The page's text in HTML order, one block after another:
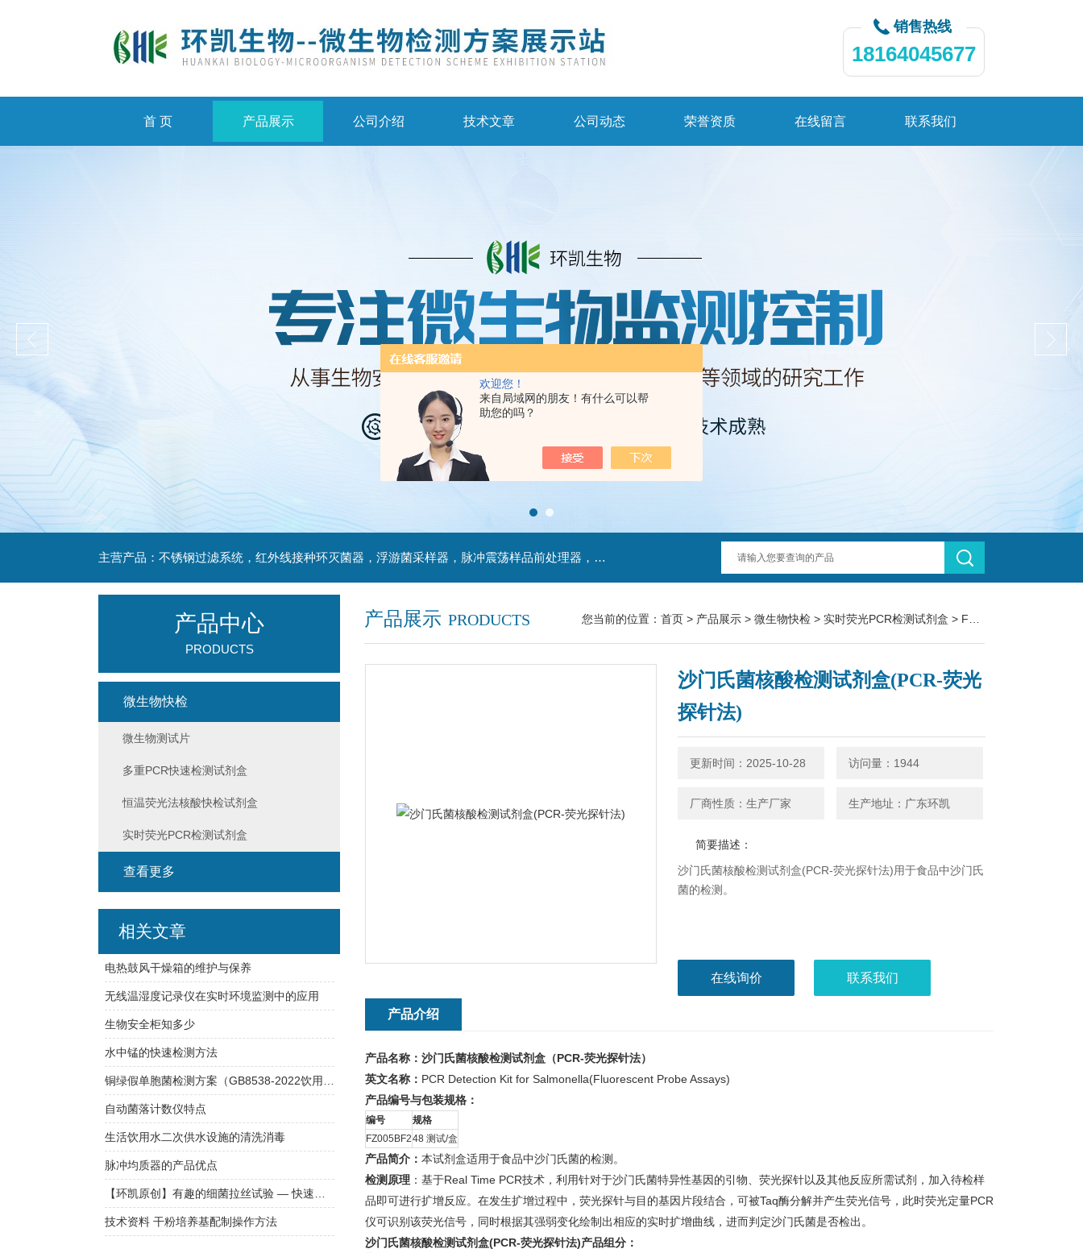
欢迎您！
来自局域网的朋友！有什么可以帮
助您的吗？
销售热线
18164045677
首 页 产品展示 公司介绍 技术文章 公司动态 荣誉资质 在线留言 联系我们
主营产品：不锈钢过滤系统，红外线接种环灭菌器，浮游菌采样器，脉冲震荡样品前处理器，数字化智能电热鼓风干燥箱，数字化智能电热恒温培养箱，实验室设备及环境温湿度监测系统，洁净工作台等实验设仪器设备。
产品展示 PRODUCTS 您当前的位置： 首页 > 产品展示 > 微生物快检 > 实时荧光PCR检测试剂盒 > FZ005BF2沙门氏菌核酸检测试剂盒(PCR-荧光探针法)
沙门氏菌核酸检测试剂盒(PCR-荧光
探针法)
更新时间：2025-10-28 访问量：1944
厂商性质：生产厂家 生产地址：广东环凯
简要描述：
沙门氏菌核酸检测试剂盒(PCR-荧光探针法)用于食品中沙门氏
菌的检测。
在线询价 联系我们
产品介绍
产品名称：沙门氏菌核酸检测试剂盒（PCR-荧光探针法）
英文名称： PCR Detection Kit for Salmonella(Fluorescent Probe Assays)
产品编号与包装规格：
编号
规格
FZ005BF248 测试/盒
产品简介： 本试剂盒适用于食品中沙门氏菌的检测。
检测原理 ：基于Real Time PCR技术，利用针对于沙门氏菌特异性基因的引物、荧光探针以及其他反应所需试剂，加入待检样
品即可进行扩增反应。在发生扩增过程中，荧光探针与目的基因片段结合，可被Taq酶分解并产生荧光信号，此时荧光定量PCR
仪可识别该荧光信号，同时根据其强弱变化绘制出相应的实时扩增曲线，进而判定沙门氏菌是否检出。
沙门氏菌核酸检测试剂盒(PCR-荧光探针法)产品组分：
产品中心
PRODUCTS
微生物快检
微生物测试片
多重PCR快速检测试剂盒
恒温荧光法核酸快检试剂盒
实时荧光PCR检测试剂盒
查看更多
相关文章
电热鼓风干燥箱的维护与保养
无线温湿度记录仪在实时环境监测中的应用
生物安全柜知多少
水中锰的快速检测方法
自动菌落计数仪特点
生活饮用水二次供水设施的清洗消毒
脉冲均质器的产品优点
技术资料 干粉培养基配制操作方法